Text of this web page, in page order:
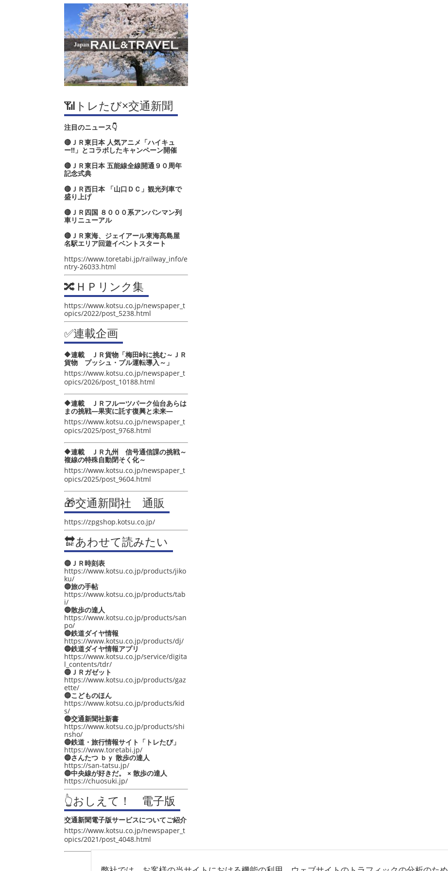
📶トレたび×交通新聞
注目のニュース👇
🔴ＪＲ東日本 人気アニメ「ハイキュ
ー‼」とコラボしたキャンペーン開催
🔴ＪＲ東日本 五能線全線開通９０周年
記念式典
🔴ＪＲ西日本 「山口ＤＣ」観光列車で
盛り上げ
🔴ＪＲ四国 ８０００系アンパンマン列
車リニューアル
🔴ＪＲ東海、ジェイアール東海髙島屋
名駅エリア回遊イベントスタート
https://www.toretabi.jp/railway_info/e
ntry-26033.html
🔀ＨＰリンク集
https://www.kotsu.co.jp/newspaper_t
opics/2022/post_5238.html
✅連載企画
🔶連載 ＪＲ貨物「梅田峠に挑む～ＪＲ
貨物 プッシュ・プル運転導入～」
https://www.kotsu.co.jp/newspaper_t
opics/2026/post_10188.html
🔶連載 ＪＲフルーツパーク仙台あらは
まの挑戦―果実に託す復興と未来―
https://www.kotsu.co.jp/newspaper_t
opics/2025/post_9768.html
🔶連載 ＪＲ九州 信号通信課の挑戦～
複線の特殊自動閉そく化～
https://www.kotsu.co.jp/newspaper_t
opics/2025/post_9604.html
🎁交通新聞社 通販
https://zpgshop.kotsu.co.jp/
🔛あわせて読みたい
🔵ＪＲ時刻表
https://www.kotsu.co.jp/products/jiko
ku/
🔵旅の手帖
https://www.kotsu.co.jp/products/tab
i/
🔵散歩の達人
https://www.kotsu.co.jp/products/san
po/
🔵鉄道ダイヤ情報
https://www.kotsu.co.jp/products/dj/
🔵鉄道ダイヤ情報アプリ
https://www.kotsu.co.jp/service/digita
l_contents/tdr/
🔵ＪＲガゼット
https://www.kotsu.co.jp/products/gaz
ette/
🔵こどものほん
https://www.kotsu.co.jp/products/kid
s/
🔵交通新聞社新書
https://www.kotsu.co.jp/products/shi
nsho/
🔵鉄道・旅行情報サイト「トレたび」
https://www.toretabi.jp/
🔵さんたつ ｂｙ 散歩の達人
https://san-tatsu.jp/
🔵中央線が好きだ。 × 散歩の達人
https://chuosuki.jp/
👆おしえて！ 電子版
交通新聞電子版サービスについてご紹介
https://www.kotsu.co.jp/newspaper_t
opics/2021/post_4048.html